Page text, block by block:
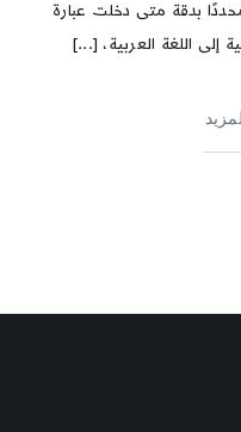
بدقة متى دخلت عبارة
إلى اللغة العربية، [...]